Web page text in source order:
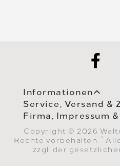
Informationen
Service, Versand &
Firma, Impressum
Copyright © 2026
Rechte vorbehalten.
*
zzgl. der